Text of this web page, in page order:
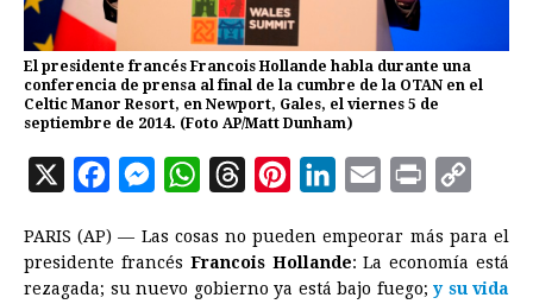
El presidente francés Francois Hollande habla durante una
conferencia de prensa al final de la cumbre de la OTAN en el
Celtic Manor Resort, en Newport, Gales, el viernes 5 de
septiembre de 2014. (Foto AP/Matt Dunham)
X
c
e
M
s
s
W
a
t
r
e
n
n
k
a
i
i
n
p
y
PARIS (AP) — Las cosas no pueden empeorar más para el
presidente francés Francois Hollande: La economía está
rezagada; su nuevo gobierno ya está bajo fuego; y su vida